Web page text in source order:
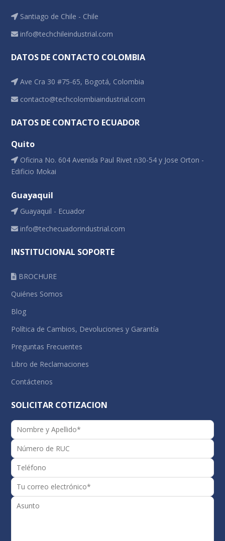
Santiago de Chile - Chile
info@techchileindustrial.com
DATOS DE CONTACTO COLOMBIA
Ave Cra 30 #75-65, Bogotá, Colombia
contacto@techcolombiaindustrial.com
DATOS DE CONTACTO ECUADOR
Quito
Oficina No. 604 Avenida Paul Rivet n30-54 y Jose Orton -
Edificio Mokai
Guayaquil
Guayaquil - Ecuador
info@techecuadorindustrial.com
INSTITUCIONAL SOPORTE
BROCHURE
Quiénes Somos
Blog
Política de Cambios, Devoluciones y Garantía
Preguntas Frecuentes
Libro de Reclamaciones
Contáctenos
SOLICITAR COTIZACION